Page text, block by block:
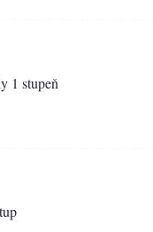
1 stupeň